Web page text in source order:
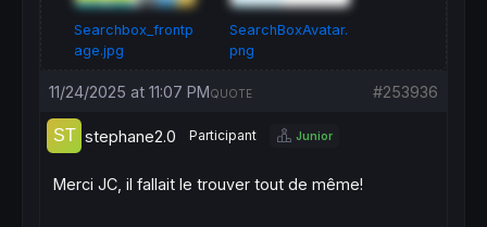
Searchbox_frontp
age.jpg
SearchBoxAvatar.
png
11/24/2025 at 11:07 PM #253936
QUOTE
stephane2.0 Participant Junior
Merci JC, il fallait le trouver tout de même!